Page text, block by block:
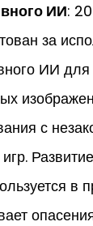
ИИ:
за
ИИ
с
в